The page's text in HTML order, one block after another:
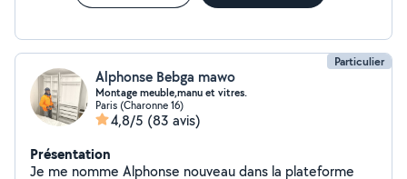
Particulier
Alphonse Bebga mawo
Montage meuble,manu et vitres.
Paris (Charonne 16)
4,8/5 (83 avis)
Présentation
Je me nomme Alphonse nouveau dans la plateforme